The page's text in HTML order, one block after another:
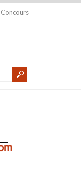
Concours